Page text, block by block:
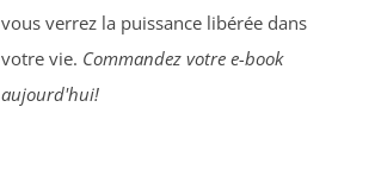
vous verrez la puissance libérée dans
votre vie. Commandez votre e-book
aujourd'hui!